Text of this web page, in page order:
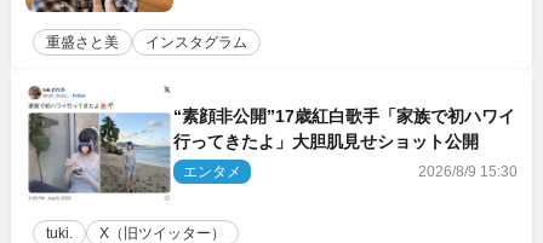
重盛さと美 インスタグラム
“素顔非公開”17歳紅白歌手「家族で初ハワイ
行ってきたよ」大胆肌見せショット公開
エンタメ 2026/8/9 15:30
tuki. X（旧ツイッター）